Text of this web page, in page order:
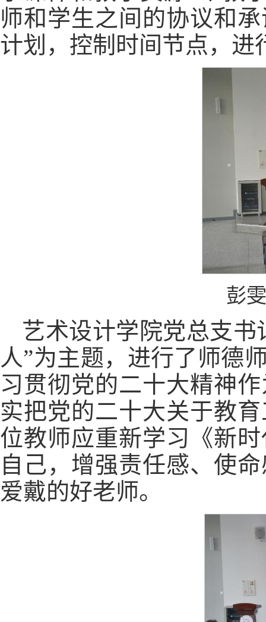
师和学生之间的协议和
计划，控制时间节点，进
彭
艺术设计学院党总支
人”为主题，进行了师德
习贯彻党的二十大精神
实把党的二十大关于教
位教师应重新学习《新
自己，增强责任感、使
爱戴的好老师。